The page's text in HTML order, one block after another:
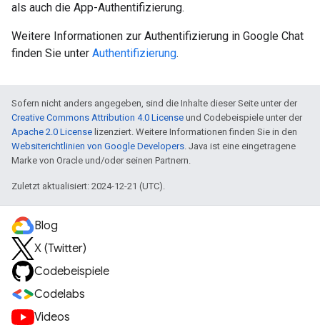
als auch die App-Authentifizierung.
Weitere Informationen zur Authentifizierung in Google Chat
finden Sie unter Authentifizierung.
Sofern nicht anders angegeben, sind die Inhalte dieser Seite unter der
Creative Commons Attribution 4.0 License und Codebeispiele unter der
Apache 2.0 License lizenziert. Weitere Informationen finden Sie in den
Websiterichtlinien von Google Developers. Java ist eine eingetragene
Marke von Oracle und/oder seinen Partnern.
Zuletzt aktualisiert: 2024-12-21 (UTC).
Blog
X (Twitter)
Codebeispiele
Codelabs
Videos